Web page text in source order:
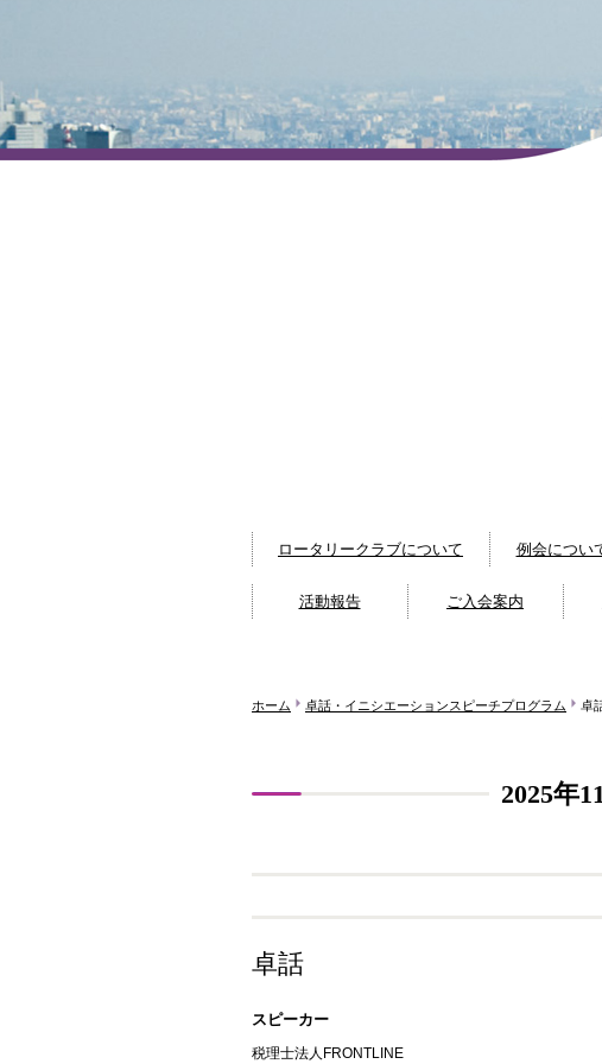
ロータリークラブについて 例会につい
活動報告 ご入会案内
ホーム 卓話・イニシエーションスピーチプログラム 卓
2025年
卓話
スピーカー
税理士法人FRONTLINE